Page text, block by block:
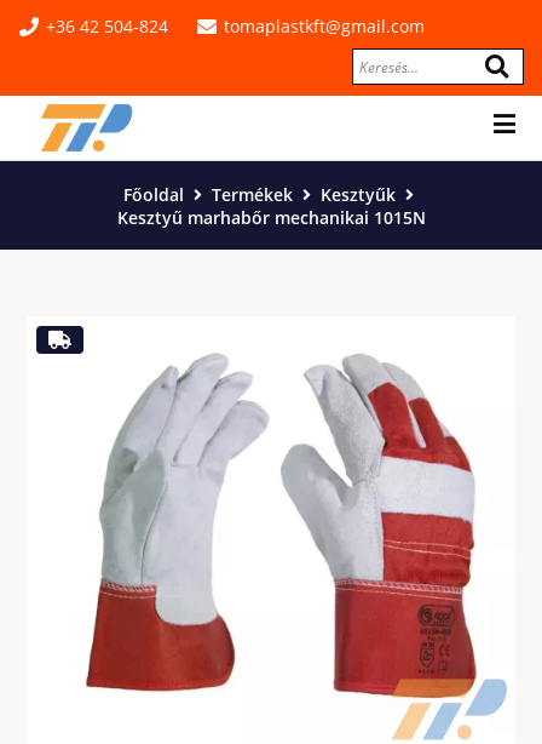
+36 42 504-824 tomaplastkft@gmail.com
Főoldal Termékek
Kesztyűk
Kesztyű marhabőr mechanikai 1015N